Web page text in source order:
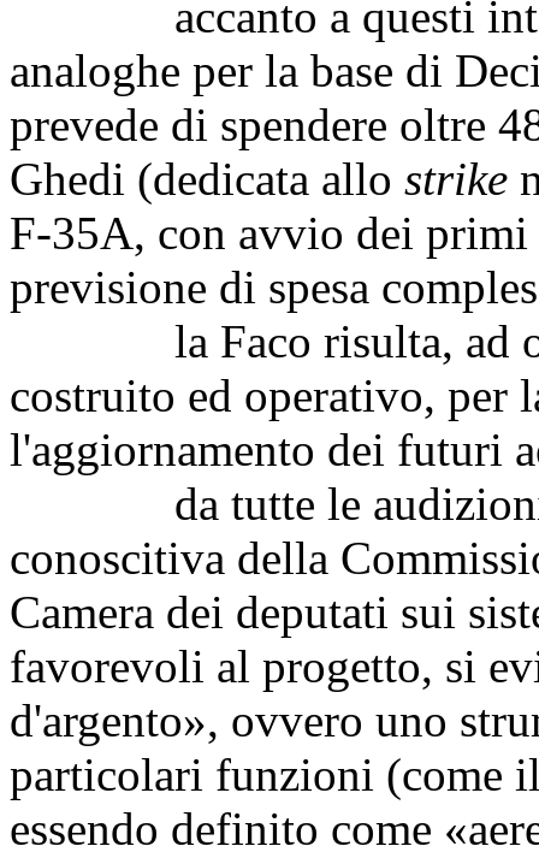
accanto a questi
analoghe per la base di
prevede di spendere oltre
Ghedi (dedicata allo strike
F-35A, con avvio dei
previsione di spesa
la Faco risulta, ad
costruito ed operativo, per
l'aggiornamento dei futuri
da tutte le audizioni
conoscitiva della
Camera dei deputati sui
favorevoli al progetto, si
d'argento», ovvero uno
particolari funzioni (come
essendo definito come